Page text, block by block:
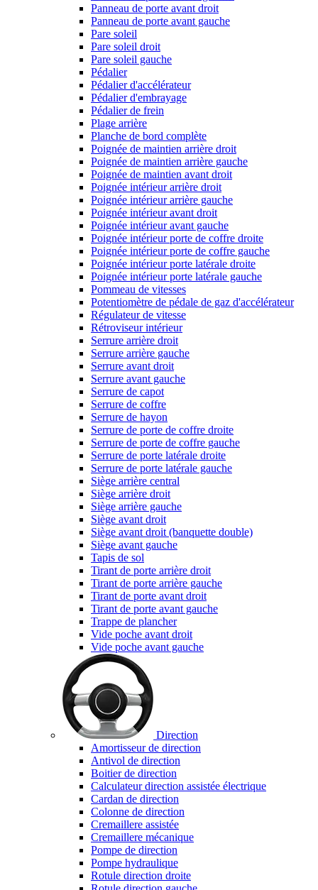
Panneau de porte avant droit
Panneau de porte avant gauche
Pare soleil
Pare soleil droit
Pare soleil gauche
Pédalier
Pédalier d'accélérateur
Pédalier d'embrayage
Pédalier de frein
Plage arrière
Planche de bord complète
Poignée de maintien arrière droit
Poignée de maintien arrière gauche
Poignée de maintien avant droit
Poignée intérieur arrière droit
Poignée intérieur arrière gauche
Poignée intérieur avant droit
Poignée intérieur avant gauche
Poignée intérieur porte de coffre droite
Poignée intérieur porte de coffre gauche
Poignée intérieur porte latérale droite
Poignée intérieur porte latérale gauche
Pommeau de vitesses
Potentiomètre de pédale de gaz d'accélérateur
Régulateur de vitesse
Rétroviseur intérieur
Serrure arrière droit
Serrure arrière gauche
Serrure avant droit
Serrure avant gauche
Serrure de capot
Serrure de coffre
Serrure de hayon
Serrure de porte de coffre droite
Serrure de porte de coffre gauche
Serrure de porte latérale droite
Serrure de porte latérale gauche
Siège arrière central
Siège arrière droit
Siège arrière gauche
Siège avant droit
Siège avant droit (banquette double)
Siège avant gauche
Tapis de sol
Tirant de porte arrière droit
Tirant de porte arrière gauche
Tirant de porte avant droit
Tirant de porte avant gauche
Trappe de plancher
Vide poche avant droit
Vide poche avant gauche
Direction
Amortisseur de direction
Antivol de direction
Boitier de direction
Calculateur direction assistée électrique
Cardan de direction
Colonne de direction
Cremaillere assistée
Cremaillere mécanique
Pompe de direction
Pompe hydraulique
Rotule direction droite